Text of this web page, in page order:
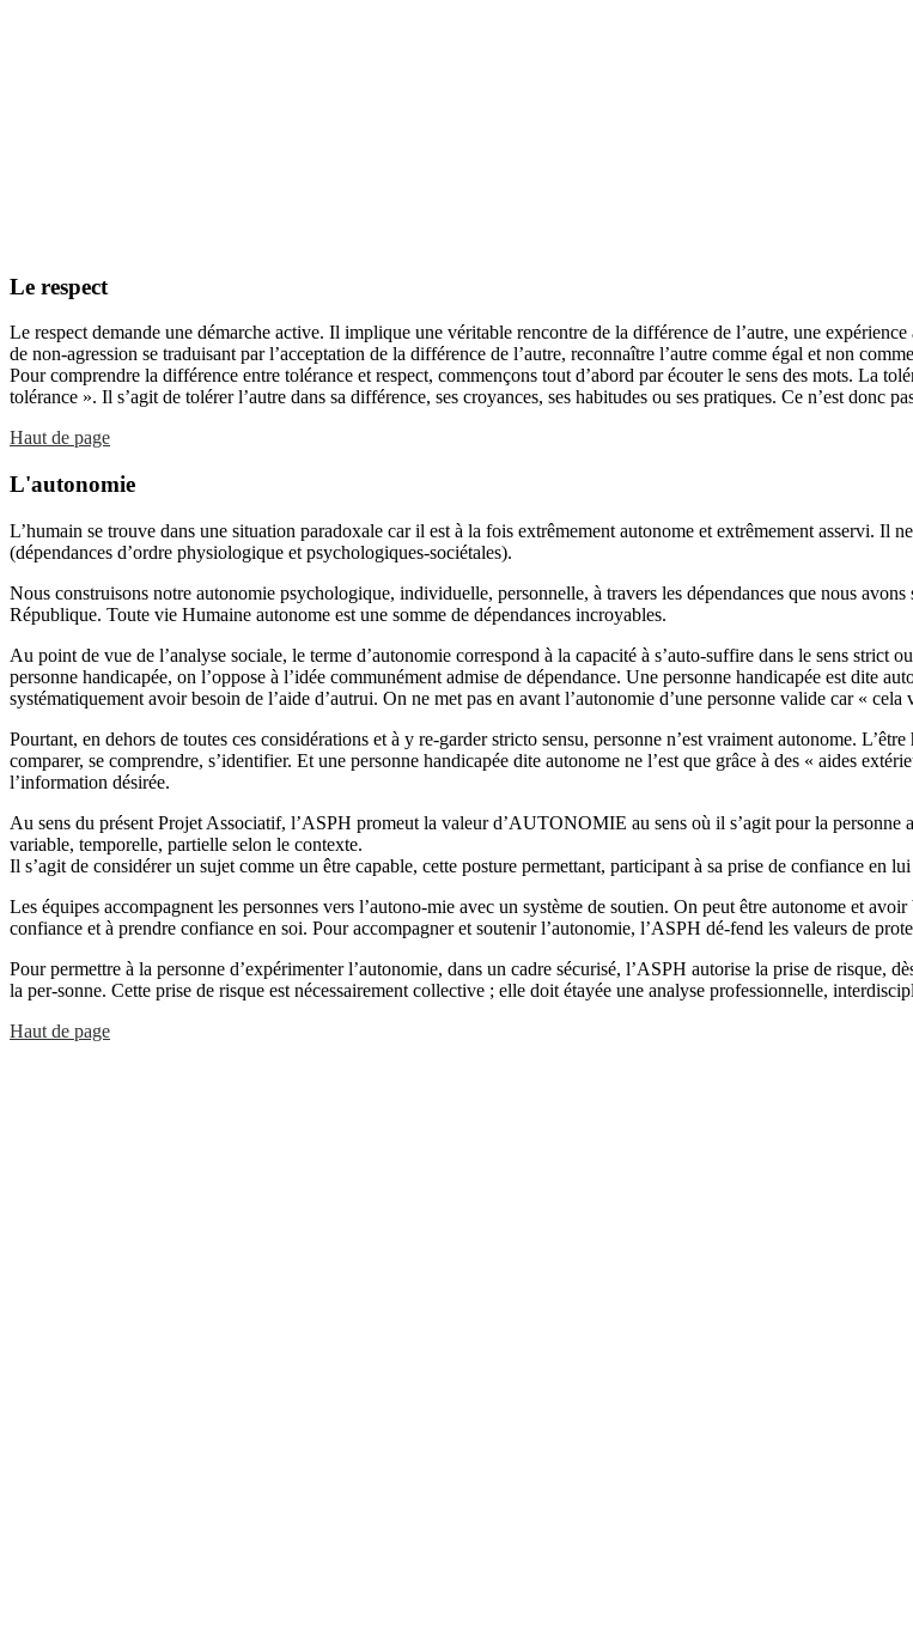
Le respect
Le respect demande une démarche active. Il implique une véritable rencontre de la différence de l’autre, une
de non-agression se traduisant par l’acceptation de la différence de l’autre, reconnaître l’autre comme égal et non
Pour comprendre la différence entre tolérance et respect, commençons tout d’abord par écouter le sens des mots. La
tolérance ». Il s’agit de tolérer l’autre dans sa différence, ses croyances, ses habitudes ou ses pratiques. Ce n’est donc
Haut de page
L'autonomie
L’humain se trouve dans une situation paradoxale car il est à la fois extrêmement autonome et extrêmement asservi. Il
(dépendances d’ordre physiologique et psychologiques-sociétales).
Nous construisons notre autonomie psychologique, individuelle, personnelle, à travers les dépendances que nous
République. Toute vie Humaine autonome est une somme de dépendances incroyables.
Au point de vue de l’analyse sociale, le terme d’autonomie correspond à la capacité à s’auto-suffire dans le sens strict
personne handicapée, on l’oppose à l’idée communément admise de dépendance. Une personne handicapée est dite
systématiquement avoir besoin de l’aide d’autrui. On ne met pas en avant l’autonomie d’une personne valide car « cela
Pourtant, en dehors de toutes ces considérations et à y re-garder stricto sensu, personne n’est vraiment autonome.
comparer, se comprendre, s’identifier. Et une personne handicapée dite autonome ne l’est que grâce à des « aides
l’information désirée.
Au sens du présent Projet Associatif, l’ASPH promeut la valeur d’AUTONOMIE au sens où il s’agit pour la personne
variable, temporelle, partielle selon le contexte.
Il s’agit de considérer un sujet comme un être capable, cette posture permettant, participant à sa prise de confiance en
Les équipes accompagnent les personnes vers l’autono-mie avec un système de soutien. On peut être autonome et
confiance et à prendre confiance en soi. Pour accompagner et soutenir l’autonomie, l’ASPH dé-fend les valeurs de
Pour permettre à la personne d’expérimenter l’autonomie, dans un cadre sécurisé, l’ASPH autorise la prise de risque,
la per-sonne. Cette prise de risque est nécessairement collective ; elle doit étayée une analyse professionnelle,
Haut de page